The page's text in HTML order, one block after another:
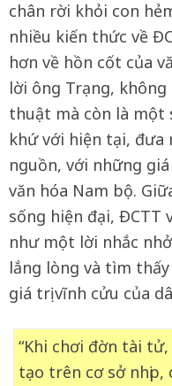
chân rời khỏi con
nhiều kiến thức về
hơn về hồn cốt của
lời ông Trạng,
thuật mà còn là một
khứ với hiện tại, đưa
nguồn, với những
văn hóa Nam bộ.
sống hiện đại, ĐCTT
như một lời nhắc
lắng lòng và tìm
giá trị vĩnh cửu của
“Khi chơi đờn tài
tạo trên cơ sở nhịp,